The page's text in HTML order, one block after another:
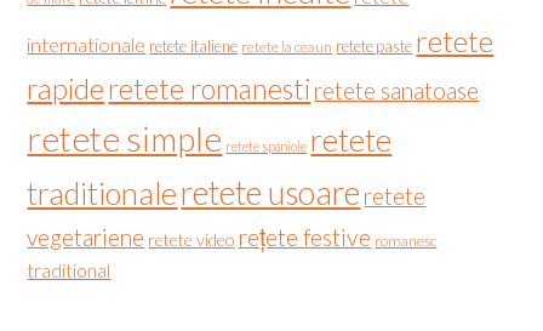
internationale retete italiene retete la ceaun retete paste retete
rapideretete romanesti retete sanatoase
retete simple retete spaniole retete
traditionaleretete usoare retete
vegetariene retete video rețete festive romanesc
traditional